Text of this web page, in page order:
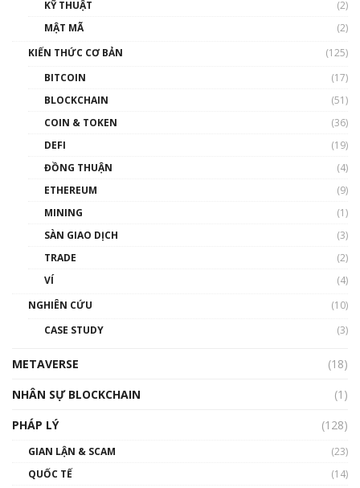
00:43:47
như thể nào?
00:39:31
Phổ cập Blockchain
thống & Crypto qua các cuộc chiến | Phổ cập
01:32:59
gió ấm
KỸ THUẬT
(2)
MẬT MÃ
(2)
KIẾN THỨC CƠ BẢN
(125)
BITCOIN
(17)
BLOCKCHAIN
(51)
COIN & TOKEN
(36)
DEFI
(19)
ĐỒNG THUẬN
(4)
ETHEREUM
(9)
MINING
(1)
SÀN GIAO DỊCH
(3)
TRADE
(2)
VÍ
(4)
NGHIÊN CỨU
(10)
CASE STUDY
(3)
METAVERSE
(18)
NHÂN SỰ BLOCKCHAIN
(1)
PHÁP LÝ
(128)
GIAN LẬN & SCAM
(23)
QUỐC TẾ
(14)